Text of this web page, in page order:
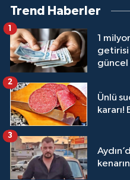
Trend Haberler
1
getirisi
güncel
1
Ünlü
2
3